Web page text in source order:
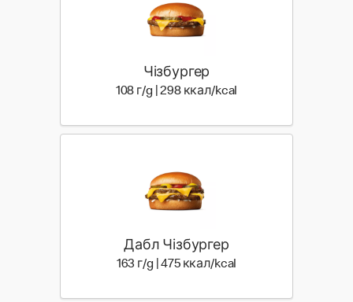
Чізбургер
108 г/g | 298 ккал/kcal
Дабл Чізбургер
163 г/g | 475 ккал/kcal